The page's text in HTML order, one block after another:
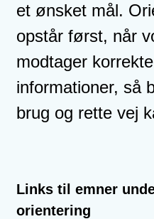
et ønsket mål.
opstår først, når
modtager
informationer, så
brug og rette vej
Links til emner
orientering